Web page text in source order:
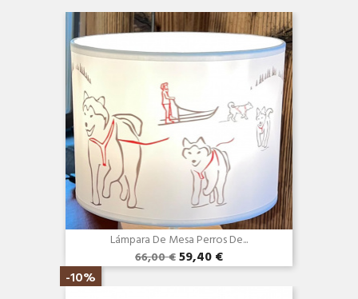
Lámpara De Mesa Perros De...
66,00 €
-10%
59,40 €
Vista rápida